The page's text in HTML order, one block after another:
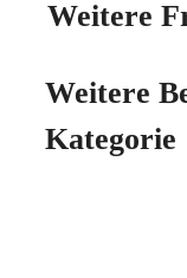
Weitere
Weitere
Kategorie